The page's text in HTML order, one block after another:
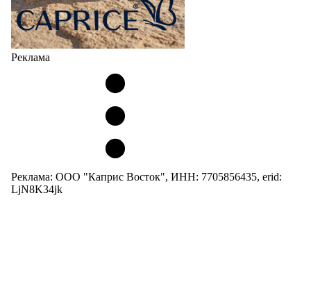
Реклама
Реклама: ООО "Каприс Восток", ИНН: 7705856435, erid:
LjN8K34jk